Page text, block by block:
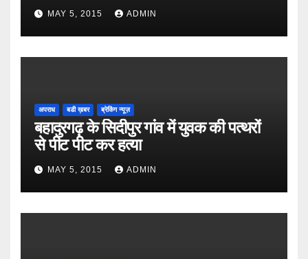
MAY 5, 2015 ADMIN
अपराध बडी ख़बर ब्रेकिंग न्यूज़
बहादुरगढ़ के सिदीपुर गांव में युवक की पत्थरों
से पीट पीट कर हत्या
MAY 5, 2015 ADMIN